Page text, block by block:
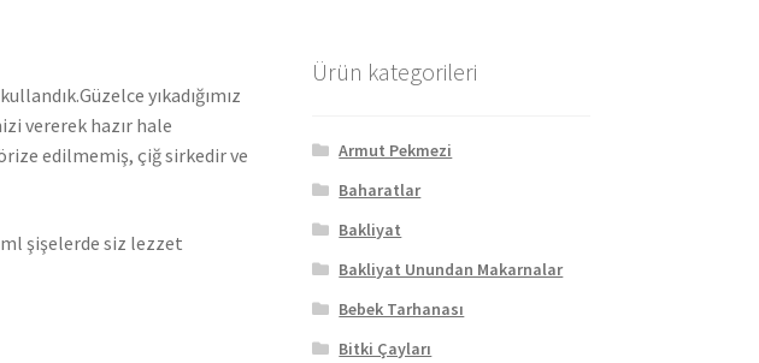
yıkadığımız
vererek hazır hale
edilmemiş, çiğ sirkedir ve
şişelerde siz lezzet
Ürün kategorileri
Armut Pekmezi
Baharatlar
Bakliyat
Bakliyat Unundan Makarnalar
Bebek Tarhanası
Bitki Çayları